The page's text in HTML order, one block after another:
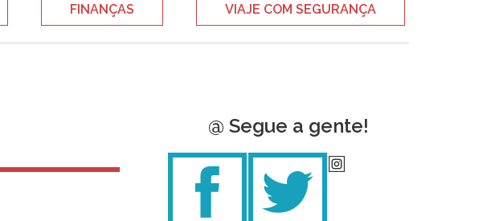
FINANÇAS VIAJE COM SEGURANÇA
@ Segue a gente!